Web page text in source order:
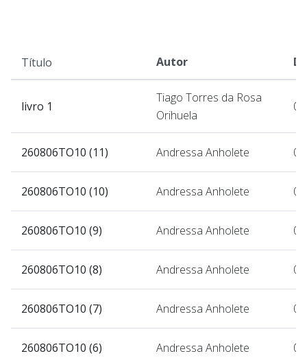
Título Autor
livro 1
Tiago Torres da Rosa
Orihuela
260806TO10 (11) Andressa Anholete
260806TO10 (10) Andressa Anholete
260806TO10 (9) Andressa Anholete
260806TO10 (8) Andressa Anholete
260806TO10 (7) Andressa Anholete
260806TO10 (6) Andressa Anholete